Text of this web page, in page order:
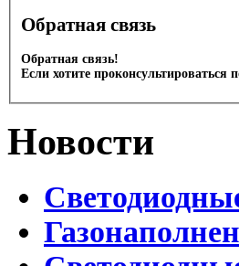
Обратная связь
Обратная связь!
Если хотите
Новости